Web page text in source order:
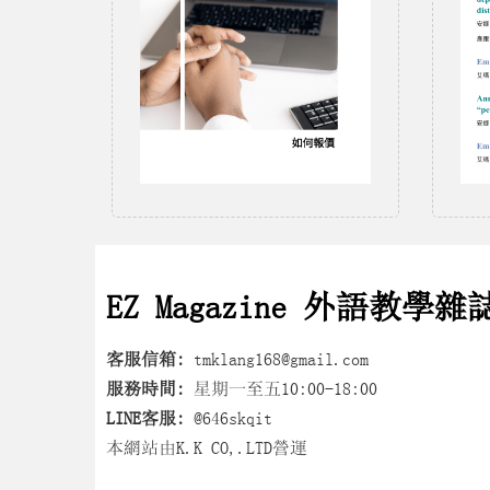
EZ Magazine 外語教學雜
客服信箱: tmklang168@gmail.com
服務時間: 星期一至五10:00-18:00
LINE客服: @646skqit
本網站由K.K CO,.LTD營運